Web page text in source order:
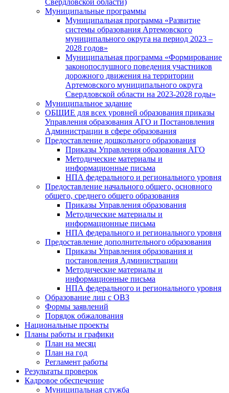
Свердловской области)
Муниципальные программы
Муниципальная программа «Развитие
системы образования Артемовского
муниципального округа на период 2023 –
2028 годов»
Муниципальная программа «Формирование
законопослушного поведения участников
дорожного движения на территории
Артемовского муниципального округа
Свердловской области на 2023-2028 годы»
Муниципальное задание
ОБЩИЕ для всех уровней образования приказы
Управления образования АГО и Постановления
Администрации в сфере образования
Предоставление дошкольного образования
Приказы Управления образования АГО
Методические материалы и
информационные письма
НПА федерального и регионального уровня
Предоставление начального общего, основного
общего, среднего общего образования
Приказы Управления образования
Методические материалы и
информационные письма
НПА федерального и регионального уровня
Предоставление дополнительного образования
Приказы Управления образования и
постановления Администрации
Методические материалы и
информационные письма
НПА федерального и регионального уровня
Образование лиц с ОВЗ
Формы заявлений
Порядок обжалования
Национальные проекты
Планы работы и графики
План на месяц
План на год
Регламент работы
Результаты проверок
Кадровое обеспечение
Муниципальная служба